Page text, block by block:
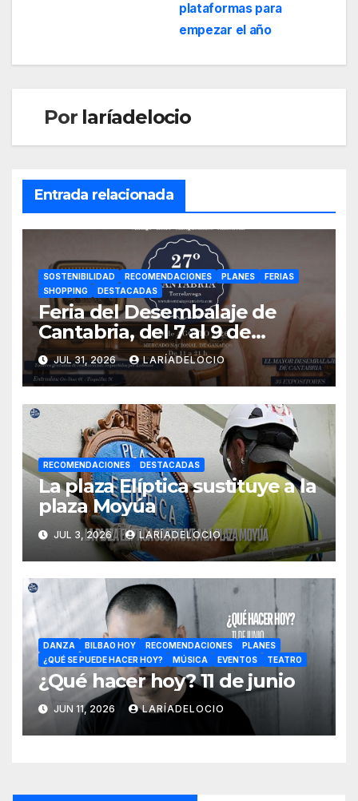
plataformas para
empezar el año
Por laríadelocio
Entrada relacionada
SOSTENIBILIDAD RECOMENDACIONES PLANES
FERIAS
SHOPPING
DESTACADAS
Feria del Desembalaje de
Cantabria, del 7 al 9 de
agosto en Torrelavega
JUL 31, 2026 LARÍADELOCIO
RECOMENDACIONES DESTACADAS
La plaza Elíptica sustituye a la
plaza Moyúa
JUL 3, 2026 LARÍADELOCIO
DANZA BILBAO HOY RECOMENDACIONES
PLANES
¿QUÉ SE PUEDE HACER HOY?
MÚSICA EVENTOS TEATRO
¿Qué hacer hoy? 11 de junio
JUN 11, 2026 LARÍADELOCIO